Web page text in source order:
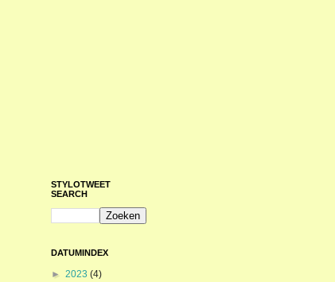
STYLOTWEET
SEARCH
DATUMINDEX
► 2023 (4)